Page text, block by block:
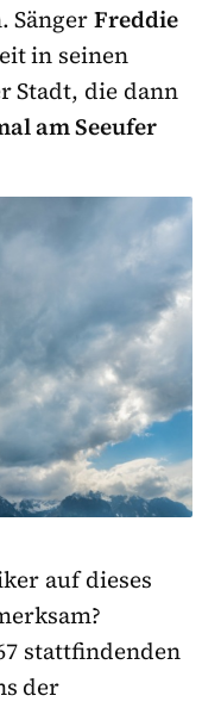
SängerFreddie
in seinen
Stadt, die dann
am Seeufer
auf dieses
stattfindenden
der